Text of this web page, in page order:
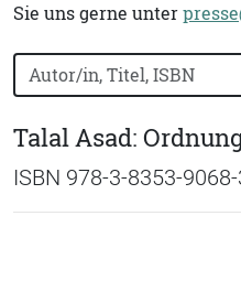
Sie uns gerne unter
Bücher nach Buchtitel,
Talal Asad:
ISBN 978-3-8353-